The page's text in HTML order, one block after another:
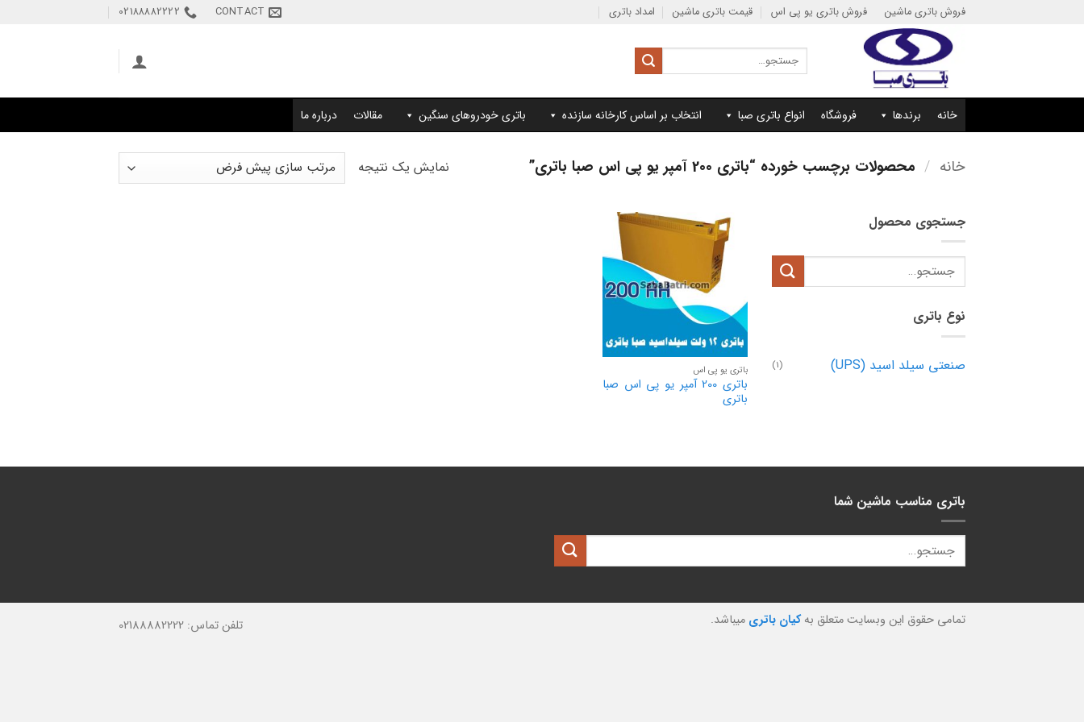
فروش باتری ماشین فروش باتری یو پی اس قیمت باتری ماشین امداد باتری CONTACT
02188882222
جستجو
برای:
خانه برندها فروشگاه انواع باتری صبا انتخاب بر اساس کارخانه سازنده باتری خودروهای سنگین مقالات درباره ما
خانه / محصولات برچسب خورده “باتری 200 آمپر یو پی اس صبا باتری” نمایش یک نتیجه
جستجوی محصول
جستجو
برای:
نوع باتری
صنعتی سیلد اسید (UPS) (1) باتری یو پی اس
باتری 200 آمپر یو پی اس صبا
باتری
باتری مناسب ماشین شما
تلفن تماس: 02188882222 تمامی حقوق این وبسایت متعلق بهکیان باتری میباشد.